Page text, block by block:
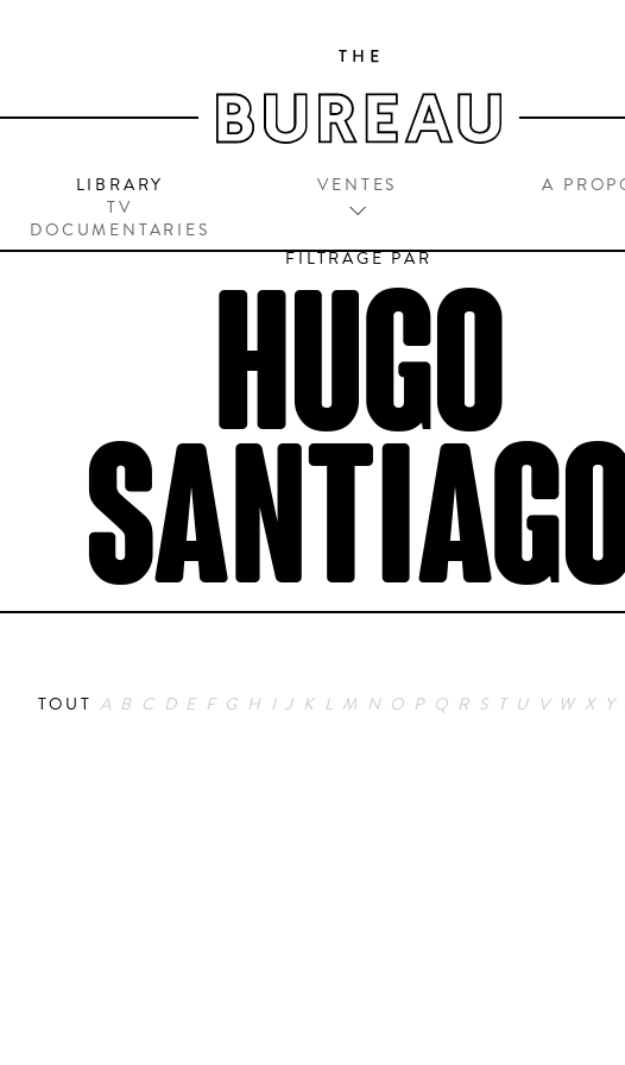
LIBRARY VENTES A
TV
DOCUMENTARIES
FILTRAGE PAR
HUGO
TOUT A B C D E F G H I J K L M N O P Q R S T U V W X Y